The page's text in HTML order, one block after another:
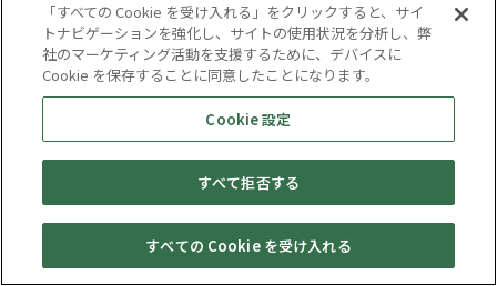
キャンペーン 店舗一覧 Web予約 買取情報 宅配買取
「すべての Cookie を受け入れる」をクリックすると、サイ
トナビゲーションを強化し、サイトの使用状況を分析し、弊
社のマーケティング活動を支援するために、デバイスに
Cookie を保存することに同意したことになります。
Cookie 設定
すべて拒否する
すべての Cookie を受け入れる